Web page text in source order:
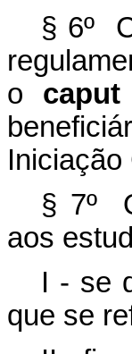
§ 6º
o caput
Iniciação
§ 7º
aos
I - se
que se